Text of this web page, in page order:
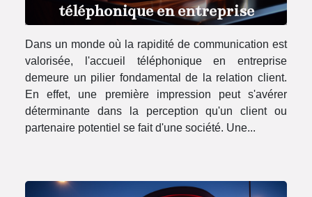
téléphonique en entreprise
Dans un monde où la rapidité de communication est
valorisée, l'accueil téléphonique en entreprise
demeure un pilier fondamental de la relation client.
En effet, une première impression peut s'avérer
déterminante dans la perception qu'un client ou
partenaire potentiel se fait d'une société. Une...